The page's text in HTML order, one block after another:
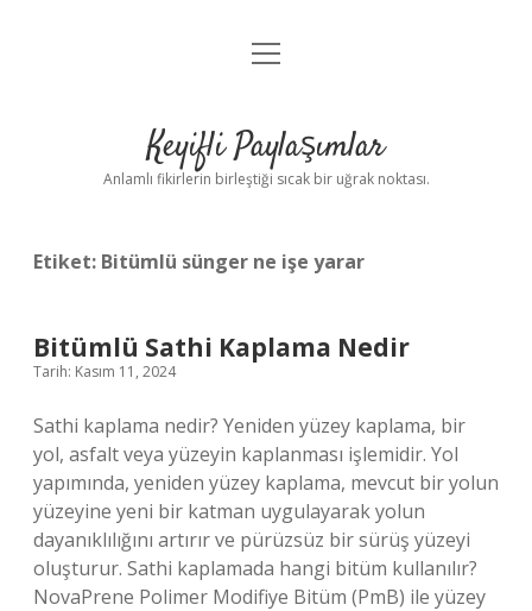
Anasayfa
Yasal Uyarı
menüyü
Keyifli Paylaşımlar
Anlamlı fikirlerin birleştiği sıcak bir uğrak noktası.
Etiket: Bitümlü sünger ne işe yarar
Bitümlü Sathi Kaplama Nedir
Tarih: Kasım 11, 2024
Sathi kaplama nedir? Yeniden yüzey kaplama, bir
yol, asfalt veya yüzeyin kaplanması işlemidir. Yol
yapımında, yeniden yüzey kaplama, mevcut bir yolun
yüzeyine yeni bir katman uygulayarak yolun
dayanıklılığını artırır ve pürüzsüz bir sürüş yüzeyi
oluşturur. Sathi kaplamada hangi bitüm kullanılır?
NovaPrene Polimer Modifiye Bitüm (PmB) ile yüzey